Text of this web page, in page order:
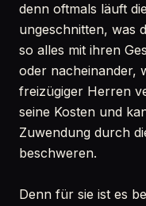
denn oftmals läuft
ungeschnitten, was
so alles mit ihren
oder nacheinander,
freizügiger Herren
seine Kosten und
Zuwendung durch
beschweren.
Denn für sie ist es